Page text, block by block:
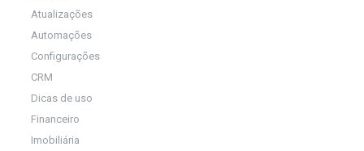
Atualizações
Automações
Configurações
CRM
Dicas de uso
Financeiro
Imobiliária